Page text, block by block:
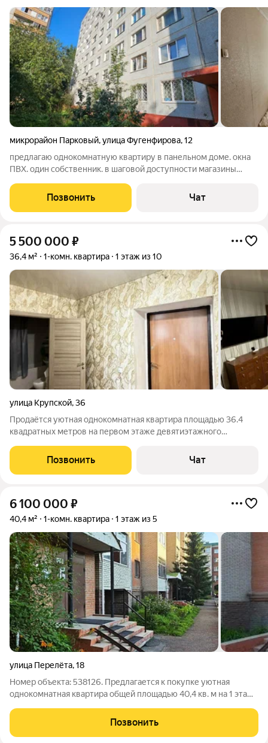
микрорайон Парковый,улица Фугенфирова,12
предлагаю однокомнатную квартиру в панельном доме. окна
ПВХ. один собственник. в шаговой доступности магазины
подходит под любые сертификаты. ипотека любого банка
Позвонить Чат
5 500 000 ₽
36,4 м² 1-комн. квартира 1 этаж из 10
улица Крупской,36
Продаётся уютная однокомнатная квартира площадью 36.4
квадратных метров на первом этаже девятиэтажного
микрорайон, улица Крупской, дом 36. Жилая площадь
составляет 17 квадратных метров, что
Позвонить Чат
6 100 000 ₽
40,4 м² 1-комн. квартира 1 этаж из 5
улица Перелёта,18
Номер объекта: 538126. Предлагается к покупке уютная
однокомнатная квартира общей площадью 40,4 кв. м на 1 этаже
Перелёта, д. 18. Характеристики объекта: Жилая площадь: 20
кв. м. Кухня: 12
Позвонить